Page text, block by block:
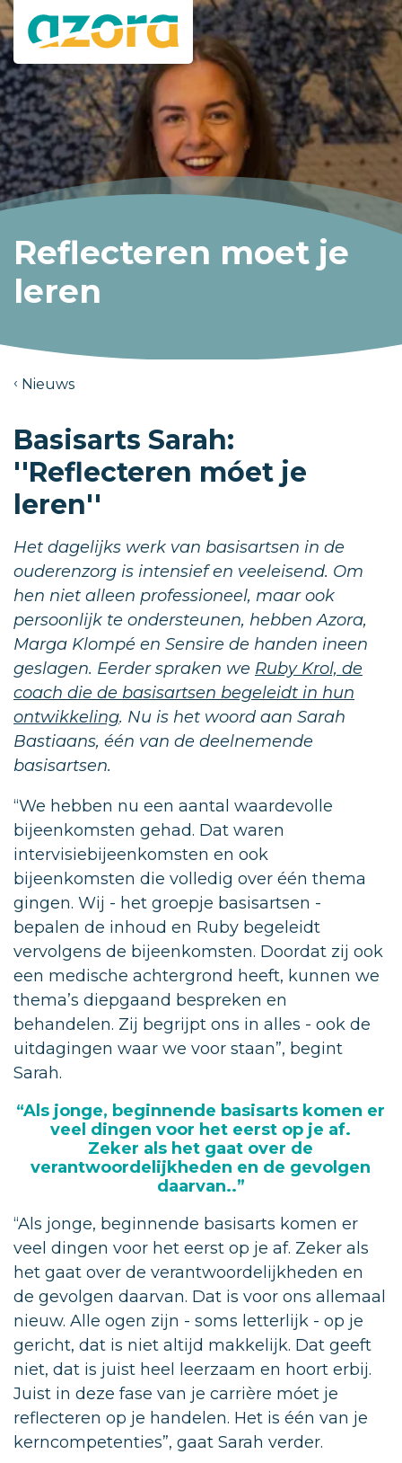
Reflecteren moet je
leren
Nieuws
Basisarts Sarah:
''Reflecteren móet je
leren''
Het dagelijks werk van basisartsen in de
ouderenzorg is intensief en veeleisend. Om
hen niet alleen professioneel, maar ook
persoonlijk te ondersteunen, hebben Azora,
Marga Klompé en Sensire de handen ineen
geslagen. Eerder spraken we Ruby Krol, de
coach die de basisartsen begeleidt in hun
ontwikkeling. Nu is het woord aan Sarah
Bastiaans, één van de deelnemende
basisartsen.
“We hebben nu een aantal waardevolle
bijeenkomsten gehad. Dat waren
intervisiebijeenkomsten en ook
bijeenkomsten die volledig over één thema
gingen. Wij - het groepje basisartsen -
bepalen de inhoud en Ruby begeleidt
vervolgens de bijeenkomsten. Doordat zij ook
een medische achtergrond heeft, kunnen we
thema’s diepgaand bespreken en
behandelen. Zij begrijpt ons in alles - ook de
uitdagingen waar we voor staan”, begint
Sarah.
“Als jonge, beginnende basisarts komen er
veel dingen voor het eerst op je af.
Zeker als het gaat over de
verantwoordelijkheden en de gevolgen
daarvan..”
“Als jonge, beginnende basisarts komen er
veel dingen voor het eerst op je af. Zeker als
het gaat over de verantwoordelijkheden en
de gevolgen daarvan. Dat is voor ons allemaal
nieuw. Alle ogen zijn - soms letterlijk - op je
gericht, dat is niet altijd makkelijk. Dat geeft
niet, dat is juist heel leerzaam en hoort erbij.
Juist in deze fase van je carrière móet je
reflecteren op je handelen. Het is één van je
kerncompetenties”, gaat Sarah verder.